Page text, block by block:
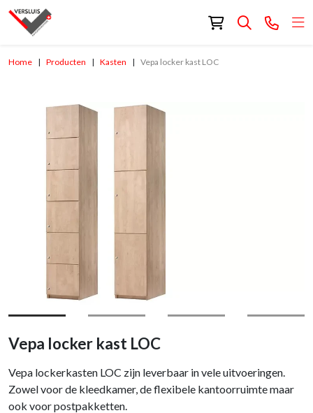
Home Producten Kasten Vepa locker kast LOC
Vepa locker kast LOC
Vepa lockerkasten LOC zijn leverbaar in vele uitvoeringen.
Zowel voor de kleedkamer, de flexibele kantoorruimte maar
ook voor postpakketten.